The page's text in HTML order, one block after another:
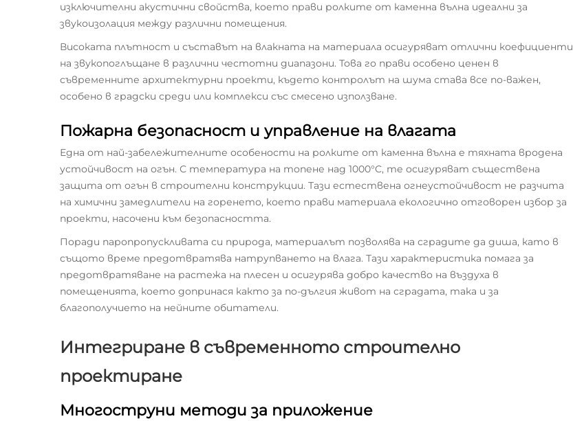
изключителни акустични свойства, което прави ролките от каменна вълна идеални за
звукоизолация между различни помещения.
Високата плътност и съставът на влакната на материала осигуряват отлични коефициенти
на звукопоглъщане в различни честотни диапазони. Това го прави особено ценен в
съвременните архитектурни проекти, където контролът на шума става все по-важен,
особено в градски среди или комплекси със смесено използване.
Пожарна безопасност и управление на влагата
Една от най-забележителните особености на ролките от каменна вълна е тяхната вродена
устойчивост на огън. С температура на топене над 1000°C, те осигуряват съществена
защита от огън в строителни конструкции. Тази естествена огнеустойчивост не разчита
на химични замедлители на горенето, което прави материала екологично отговорен избор за
проекти, насочени към безопасността.
Поради паропропускливата си природа, материалът позволява на сградите да диша, като в
същото време предотвратява натрупването на влага. Тази характеристика помага за
предотвратяване на растежа на плесен и осигурява добро качество на въздуха в
помещенията, което допринася както за по-дългия живот на сградата, така и за
благополучието на нейните обитатели.
Интегриране в съвременното строително
проектиране
Многоструни методи за приложение